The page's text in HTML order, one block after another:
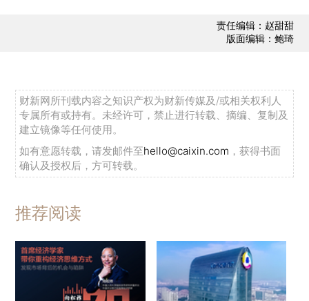
责任编辑：赵甜甜
版面编辑：鲍琦
财新网所刊载内容之知识产权为财新传媒及/或相关权利人
专属所有或持有。未经许可，禁止进行转载、摘编、复制及
建立镜像等任何使用。
如有意愿转载，请发邮件至hello@caixin.com ，获得书面
确认及授权后，方可转载。
推荐阅读